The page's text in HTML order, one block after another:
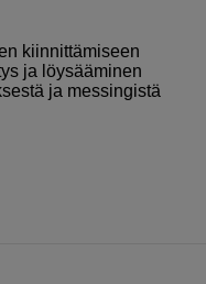
kiinnittämiseen
ja löysääminen
ja messingistä